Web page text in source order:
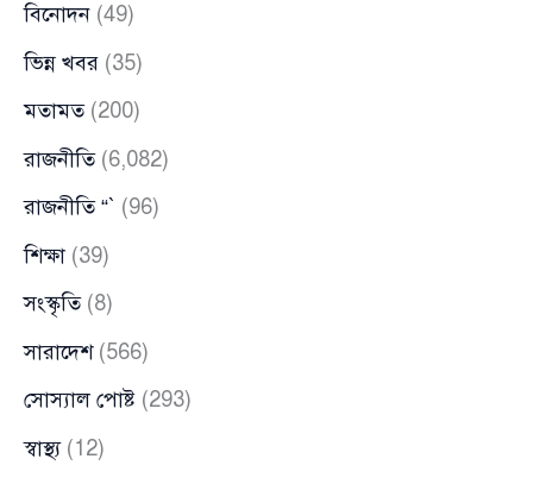
বিনোদন (49)
ভিন্ন খবর (35)
মতামত(200)
রাজনীতি(6,082)
রাজনীতি “` (96)
শিক্ষা (39)
সংস্কৃতি(8)
সারাদেশ(566)
সোস্যাল পোষ্ট (293)
স্বাস্থ্য(12)